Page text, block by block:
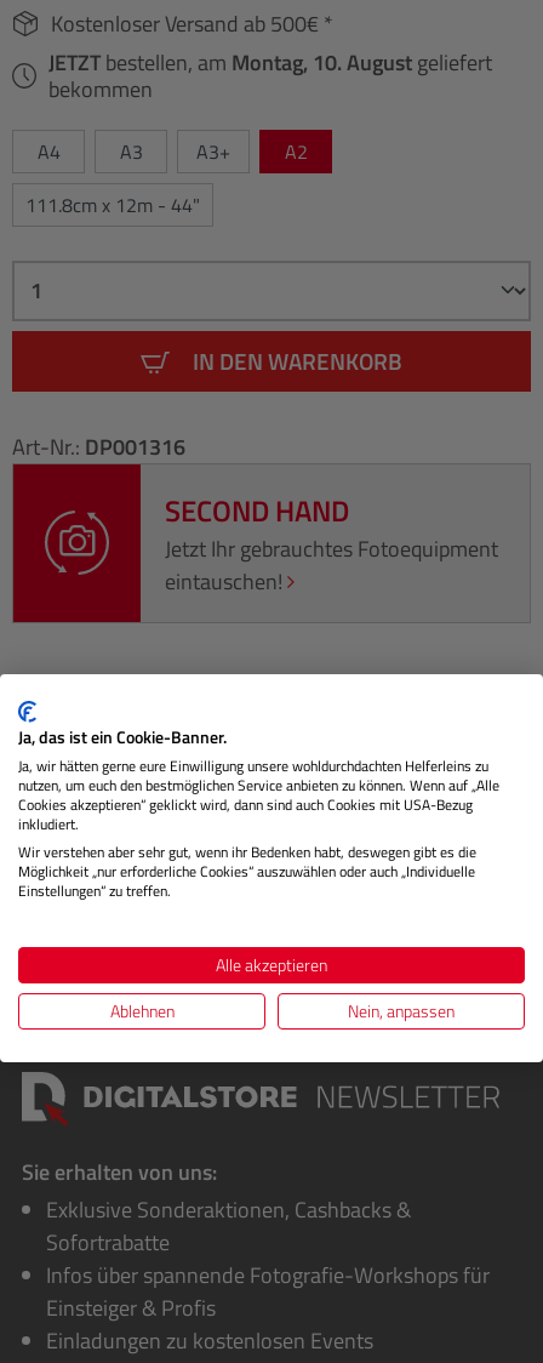
Kostenloser Versand ab 500€ *
JETZTbestellen, am Montag, 10. Augustgeliefert
bekommen
A4 A3 A3+
A2
111.8cm x 12m - 44"
IN DEN WARENKORB
Art-Nr.: DP001316
SECOND HAND
Jetzt Ihr gebrauchtes Fotoequipment
eintauschen!
Beschreibung
Hahnemühle Baryta FB ist ein hellweißes FineArt Inkjet
Papier aus 100% α-Zellulose und verfügt über eine speziell
für die Fi…
Herstellerinformationen
Sie erhalten von uns:
Exklusive Sonderaktionen, Cashbacks &
Sofortrabatte
Infos über spannende Fotografie-Workshops für
Einsteiger & Profis
Einladungen zu kostenlosen Events
Ja, das ist ein Cookie-Banner.
Ja, wir hätten gerne eure Einwilligung unsere wohldurchdachten Helferleins zu
nutzen, um euch den bestmöglichen Service anbieten zu können. Wenn auf „Alle
Cookies akzeptieren“ geklickt wird, dann sind auch Cookies mit USA-Bezug
inkludiert.
Wir verstehen aber sehr gut, wenn ihr Bedenken habt, deswegen gibt es die
Möglichkeit „nur erforderliche Cookies“ auszuwählen oder auch „Individuelle
Einstellungen“ zu treffen.
Alle akzeptieren
Ablehnen
Nein, anpassen